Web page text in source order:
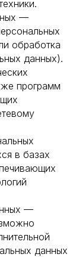
—
обработка
данных).
программ
в базах
—
данных